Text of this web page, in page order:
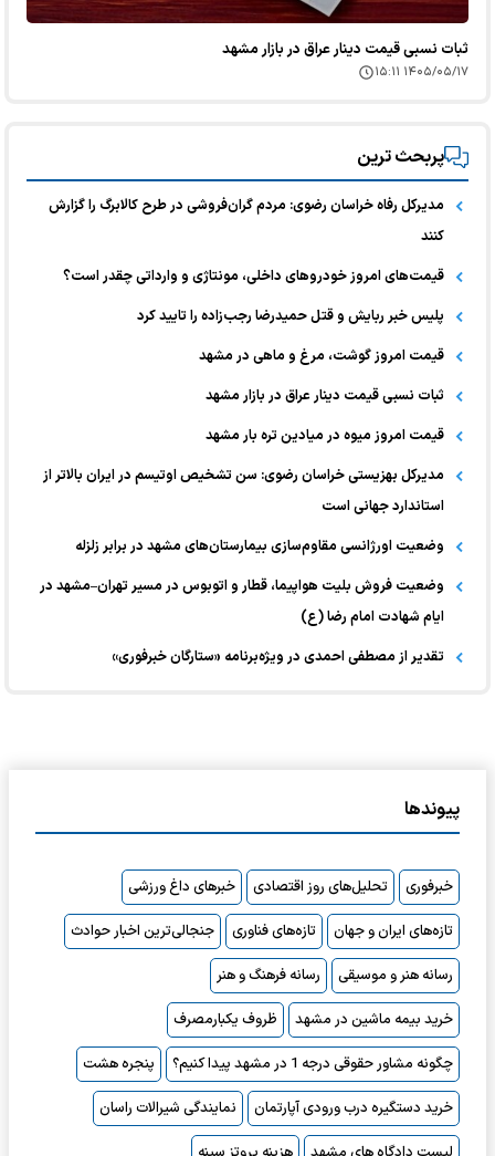
ثبات نسبی قیمت دینار عراق در بازار مشهد
۱۴۰۵/۰۵/۱۷ ۱۵:۱۱
پربحث ترین
مدیرکل رفاه خراسان رضوی: مردم گران‌فروشی در طرح کالابرگ را گزارش
کنند
قیمت‌های امروز خودرو‌های داخلی، مونتاژی و وارداتی چقدر است؟
پلیس خبر ربایش و قتل حمیدرضا رجب‌زاده را تایید کرد
قیمت امروز گوشت، مرغ و ماهی در مشهد
ثبات نسبی قیمت دینار عراق در بازار مشهد
قیمت امروز میوه در میادین تره بار مشهد
مدیرکل بهزیستی خراسان رضوی: سن تشخیص اوتیسم در ایران بالاتر از
استاندارد جهانی است
وضعیت اورژانسی مقاوم‌سازی بیمارستان‌های مشهد در برابر زلزله
وضعیت فروش بلیت هواپیما، قطار و اتوبوس در مسیر تهران–مشهد در
ایام شهادت امام رضا (ع)
تقدیر از مصطفی احمدی در ویژه‌برنامه «ستارگان خبرفوری»
پیوندها
خبرفوری تحلیل‌های روز اقتصادی
خبرهای داغ ورزشی
تازه‌های ایران و جهان
تازه‌های فناوری
جنجالی‌ترین اخبار حوادث
رسانه هنر و موسیقی
رسانه فرهنگ و هنر
خرید بیمه ماشین در مشهد
ظروف یکبارمصرف
چگونه مشاور حقوقی درجه 1 در مشهد پیدا کنیم؟
پنجره هشت
خرید دستگیره درب ورودی آپارتمان
نمایندگی شیرالات راسان